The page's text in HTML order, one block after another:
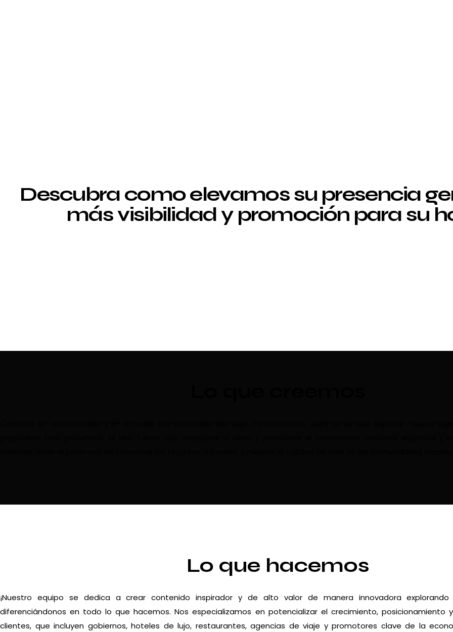
Descubra como elevamos su presencia
más visibilidad y promoción para su
Lo que hacemos
¡Nuestro equipo se dedica a crear contenido inspirador y de alto valor de manera innovadora
diferenciándonos en todo lo que hacemos. Nos especializamos en potencializar el crecimiento, posicionamiento
clientes, que incluyen gobiernos, hoteles de lujo, restaurantes, agencias de viaje y promotores clave de la